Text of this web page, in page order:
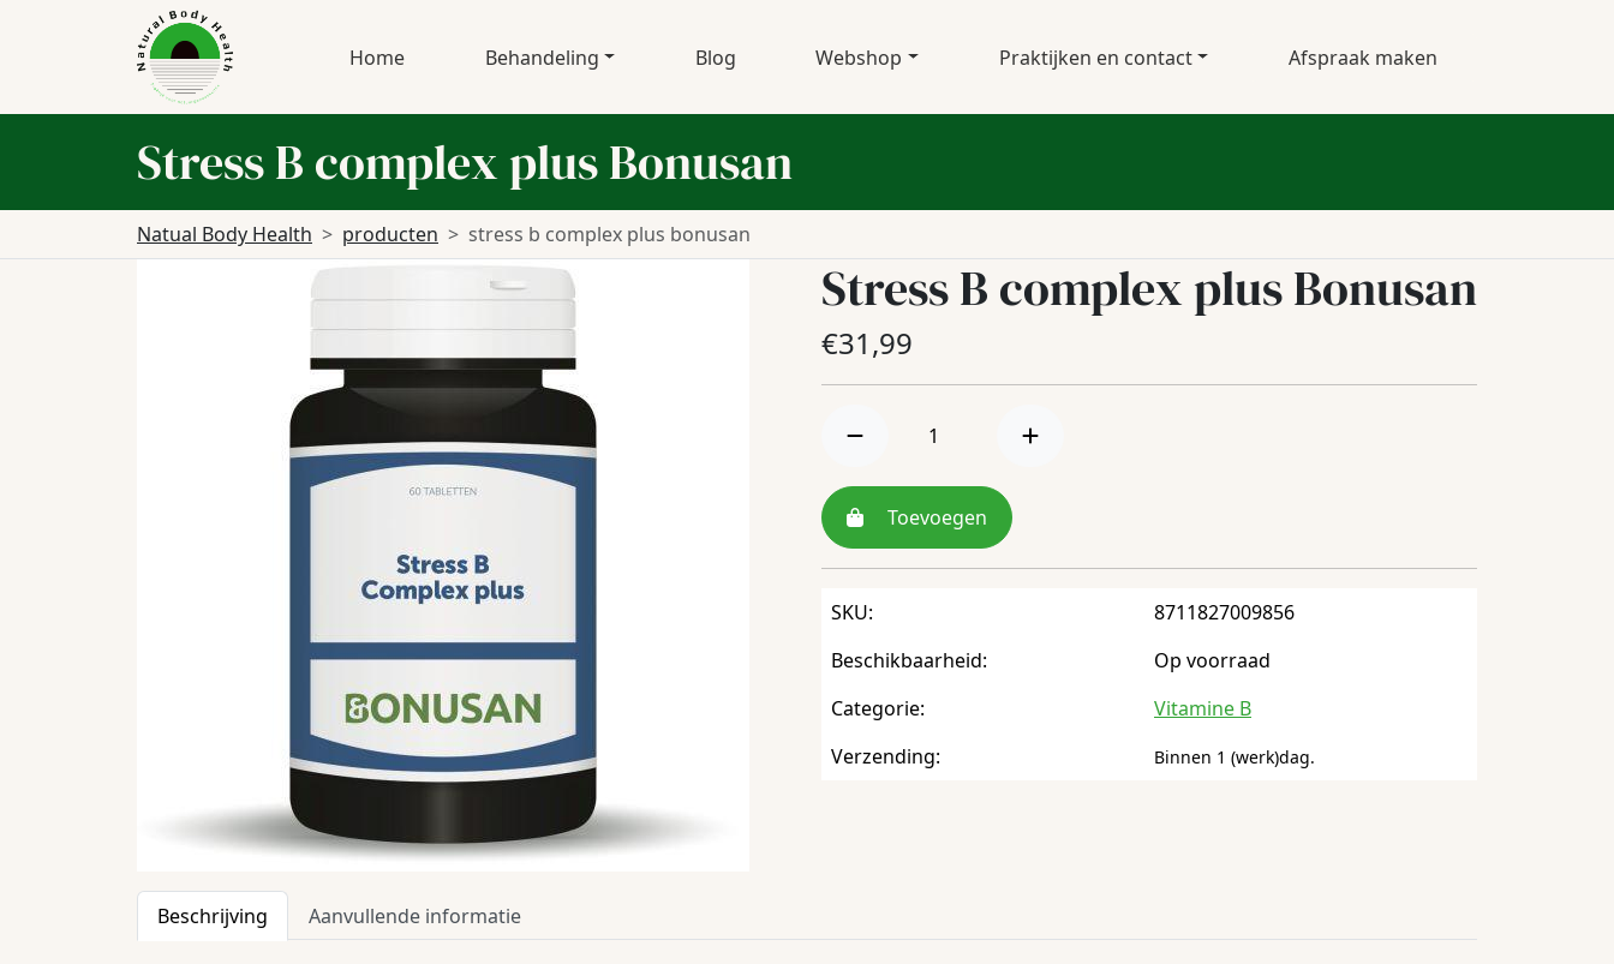
Home Behandeling Blog Webshop Praktijken en contact Afspraak maken
Stress B complex plus Bonusan
Natual Body Health producten stress b complex plus bonusan
Stress B complex plus Bonusan
€31,99
Toevoegen
SKU:
8711827009856
Beschikbaarheid:
Op voorraad
Categorie:
Vitamine B
Verzending:
Binnen 1 (werk)dag.
Beschrijving Aanvullende informatie